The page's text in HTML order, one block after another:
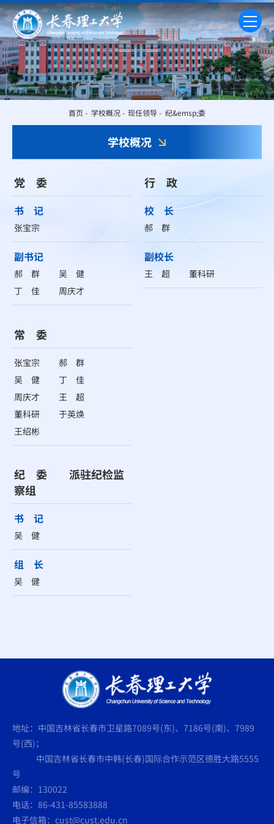
学校概况
首页 - 学校概况 - 现任领导 - 纪&emsp;委
党 委
书 记
张宝宗
副书记
郝 群
吴 健
丁 佳
周庆才
常 委
张宝宗
郝 群
吴 健
丁 佳
周庆才
王 超
董科研
于英焕
王绍彬
纪 委 派驻纪检监
察组
书 记
吴 健
组 长
吴 健
行 政
校 长
郝 群
副校长
王 超 董科研
地址：中国吉林省长春市卫星路7089号(东)、7186号(南)、7989
号(西)；
中国吉林省长春市中韩(长春)国际合作示范区德胜大路5555
号
邮编：130022
电话：86-431-85583888
电子信箱：cust@cust.edu.cn